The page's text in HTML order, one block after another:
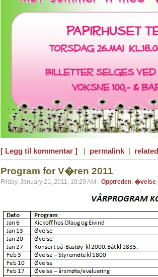
[ Legg til kommentar ] | permalink |
Program for V�ren 2011
Friday, January 21, 2011, 10:29 AM - Opptreden, �velse